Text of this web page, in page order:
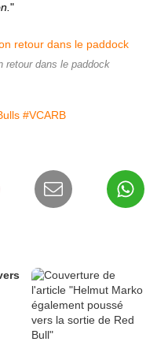
"
retour dans le paddock
#VCARB